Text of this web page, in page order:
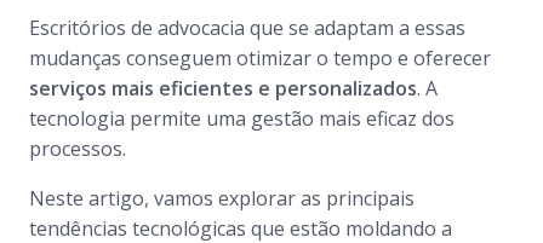
Escritórios de advocacia que se adaptam a essas
mudanças conseguem otimizar o tempo e oferecer
serviços mais eficientes e personalizados. A
tecnologia permite uma gestão mais eficaz dos
processos.
Neste artigo, vamos explorar as principais
tendências tecnológicas que estão moldando a